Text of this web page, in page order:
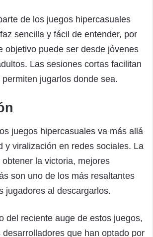
de los juegos hipercasuales
sencilla y fácil de entender, por
objetivo puede ser desde jóvenes
Las sesiones cortas facilitan
jugarlos donde sea.
juegos hipercasuales va más allá
y viralización en redes sociales. La
la victoria, mejores
son uno de los más resaltantes
jugadores al descargarlos.
del reciente auge de estos juegos,
que han optado por